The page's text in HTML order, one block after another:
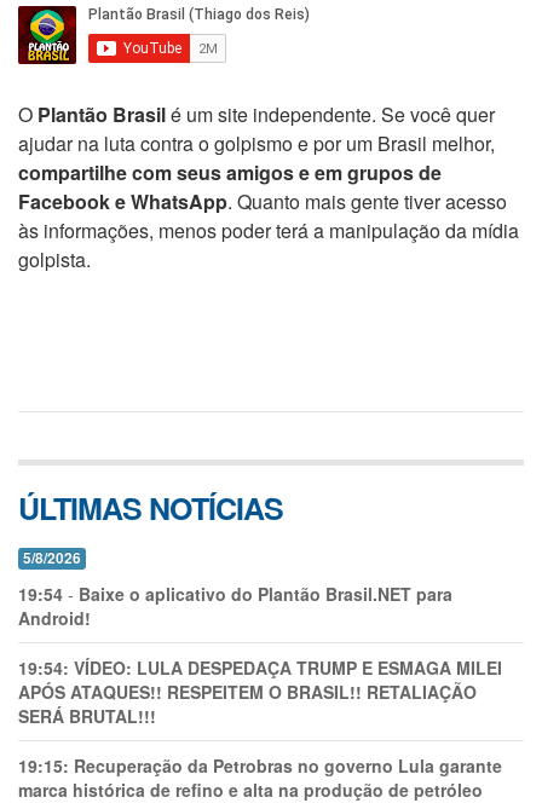
O Plantão Brasilé um site independente. Se você quer
ajudar na luta contra o golpismo e por um Brasil melhor,
compartilhe com seus amigos e em grupos de
Facebook e WhatsApp. Quanto mais gente tiver acesso
às informações, menos poder terá a manipulação da mídia
golpista.
ÚLTIMAS NOTÍCIAS
5/8/2026
19:54 - Baixe o aplicativo do Plantão Brasil.NET para
Android!
19:54: VÍDEO: LULA DESPEDAÇA TRUMP E ESMAGA MILEI
APÓS ATAQUES!! RESPEITEM O BRASIL!! RETALIAÇÃO
SERÁ BRUTAL!!!
19:15: Recuperação da Petrobras no governo Lula garante
marca histórica de refino e alta na produção de petróleo